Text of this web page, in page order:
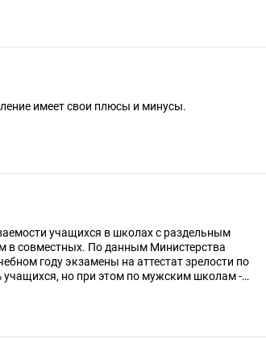
любое явление имеет свои плюсы и минусы.
учащихся в школах с раздельным
в совместных. По данным Министерства
году экзамены на аттестат зрелости по
учащихся, но при этом по мужским школам -
- 10,5%, в то время как в школах